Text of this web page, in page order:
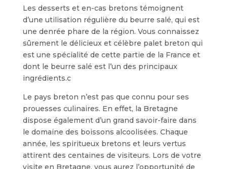
Les desserts et en-cas bretons témoignent
d’une utilisation régulière du beurre salé, qui est
une denrée phare de la région. Vous connaissez
sûrement le délicieux et célèbre palet breton qui
est une spécialité de cette partie de la France et
dont le beurre salé est l’un des principaux
ingrédients.c
Le pays breton n’est pas que connu pour ses
prouesses culinaires. En effet, la Bretagne
dispose également d’un grand savoir-faire dans
le domaine des boissons alcoolisées. Chaque
année, les spiritueux bretons et leurs vertus
attirent des centaines de visiteurs. Lors de votre
visite en Bretagne, vous aurez l’opportunité de